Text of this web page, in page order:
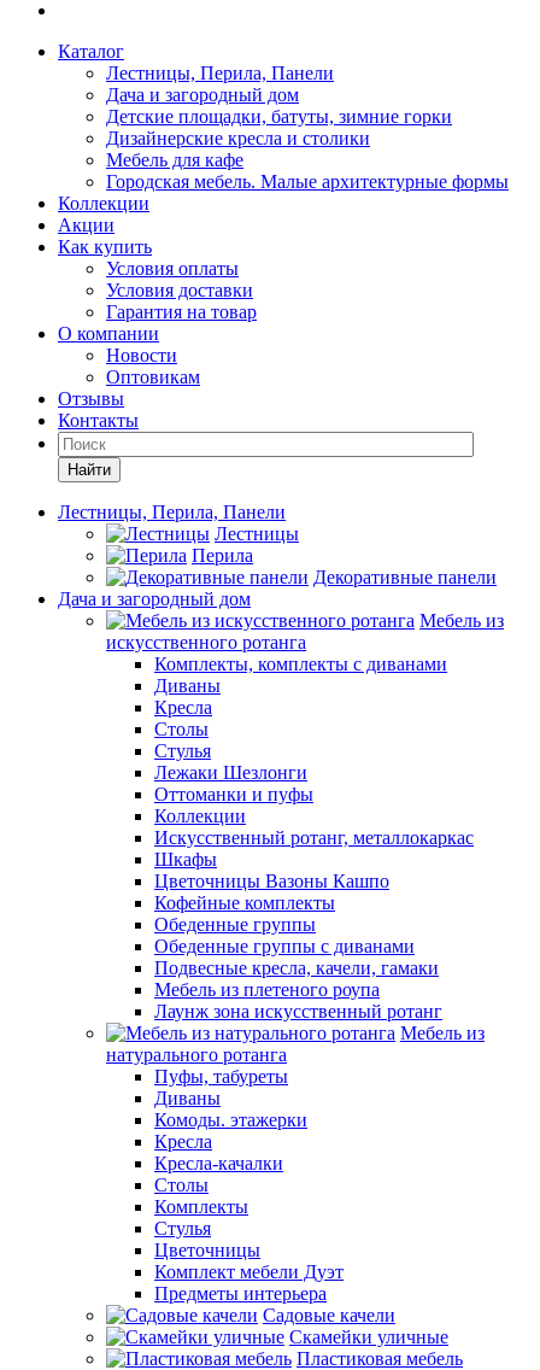
Каталог
Лестницы, Перила, Панели
Дача и загородный дом
Детские площадки, батуты, зимние горки
Дизайнерские кресла и столики
Мебель для кафе
Городская мебель. Малые архитектурные формы
Коллекции
Акции
Как купить
Условия оплаты
Условия доставки
Гарантия на товар
О компании
Новости
Оптовикам
Отзывы
Контакты
Найти
Лестницы, Перила, Панели
Лестницы
Перила
Декоративные панели
Дача и загородный дом
Мебель из
искусственного ротанга
Комплекты, комплекты с диванами
Диваны
Кресла
Столы
Стулья
Лежаки Шезлонги
Оттоманки и пуфы
Коллекции
Искусственный ротанг, металлокаркас
Шкафы
Цветочницы Вазоны Кашпо
Кофейные комплекты
Обеденные группы
Обеденные группы с диванами
Подвесные кресла, качели, гамаки
Мебель из плетеного роупа
Лаунж зона искусственный ротанг
Мебель из
натурального ротанга
Пуфы, табуреты
Диваны
Комоды. этажерки
Кресла
Кресла-качалки
Столы
Комплекты
Стулья
Цветочницы
Комплект мебели Дуэт
Предметы интерьера
Садовые качели
Скамейки уличные
Пластиковая мебель